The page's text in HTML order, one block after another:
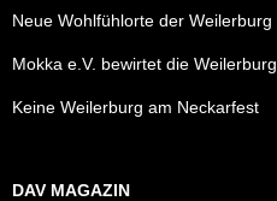
Neue Wohlfühlorte der Weilerburg
Mokka e.V. bewirtet die Weilerburg
Keine Weilerburg am Neckarfest
DAV MAGAZIN